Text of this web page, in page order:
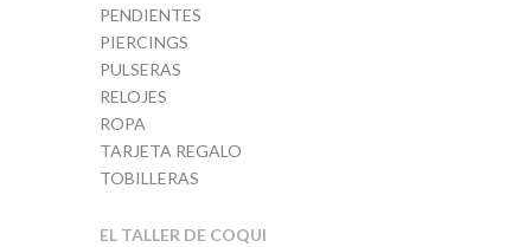
PENDIENTES
PIERCINGS
PULSERAS
RELOJES
ROPA
TARJETA REGALO
TOBILLERAS
EL TALLER DE COQUI